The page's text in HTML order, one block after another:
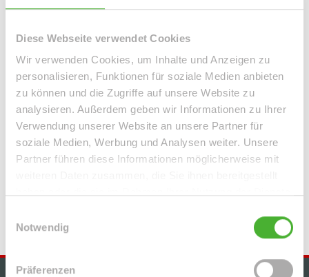
Diese Webseite verwendet Cookies
Wir verwenden Cookies, um Inhalte und Anzeigen zu
personalisieren, Funktionen für soziale Medien anbieten
zu können und die Zugriffe auf unsere Website zu
analysieren. Außerdem geben wir Informationen zu Ihrer
Verwendung unserer Website an unsere Partner für
soziale Medien, Werbung und Analysen weiter. Unsere
Partner führen diese Informationen möglicherweise mit
Notwendig
Präferenzen
Leipzig / Plagwitz Leipzig / Probstheida Leipzig / Schleußig
Markranstädt
Mügeln Roßwein / Gleisberg
Solingen / Burg an der Wupper
Solingen / Papiermühle
Taucha Taucha / Plösitz Torgau Willich Wurzen
Zeitz
Zwenkau
Immo Bennewitz Haus Bennewitz Häuser Bennewitz
kaufen
Immobilie Bennewitz
Immobilien Bennewitz
Immobilienkauf Bennewitz